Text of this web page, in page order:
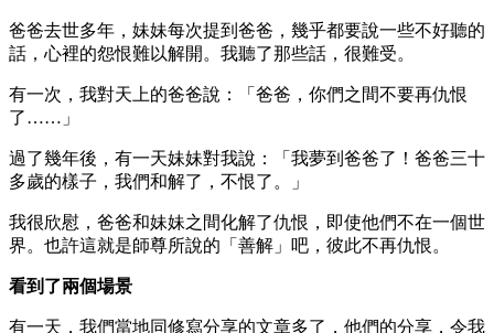
爸爸去世多年，妹妹每次提到爸爸，幾乎都要說一些不好聽的
話，心裡的怨恨難以解開。我聽了那些話，很難受。
有一次，我對天上的爸爸說：「爸爸，你們之間不要再仇恨
了……」
過了幾年後，有一天妹妹對我說：「我夢到爸爸了！爸爸三十
多歲的樣子，我們和解了，不恨了。」
我很欣慰，爸爸和妹妹之間化解了仇恨，即使他們不在一個世
界。也許這就是師尊所說的「善解」吧，彼此不再仇恨。
看到了兩個場景
有一天，我們當地同修寫分享的文章多了，他們的分享，令我